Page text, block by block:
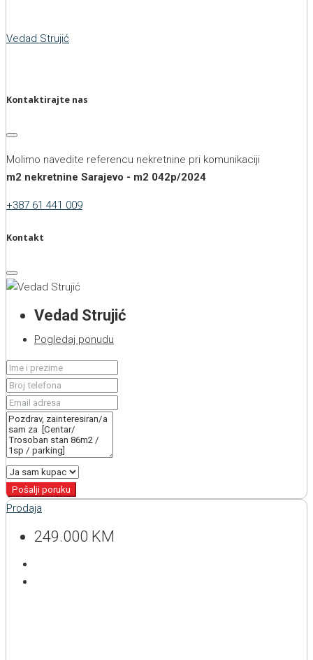
Vedad Strujić
Kontaktirajte nas
Molimo navedite referencu nekretnine pri komunikaciji
m2 nekretnine Sarajevo - m2 042p/2024
+387 61 441 009
Kontakt
Vedad Strujić
Pogledaj ponudu
Pošalji poruku
Prodaja
249.000 KM